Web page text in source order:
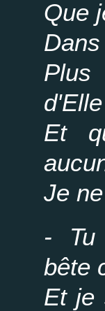
Que
Plus
Et
Je
- Tu
bête
Et je